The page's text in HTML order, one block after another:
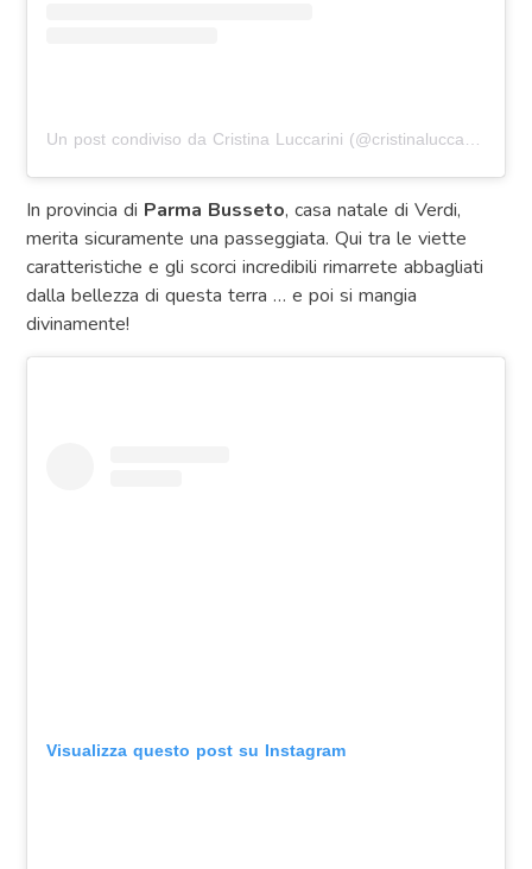
In provincia di Parma Busseto, casa natale di Verdi,
merita sicuramente una passeggiata. Qui tra le viette
caratteristiche e gli scorci incredibili rimarrete abbagliati
dalla bellezza di questa terra … e poi si mangia
divinamente!
Visualizza questo post su Instagram